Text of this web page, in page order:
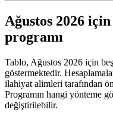
Ağustos 2026
programı
Tablo, Ağustos 2026 için
göstermektedir.
ilahiyat alimleri tarafından
Programın hangi yönteme
değiştirilebilir.